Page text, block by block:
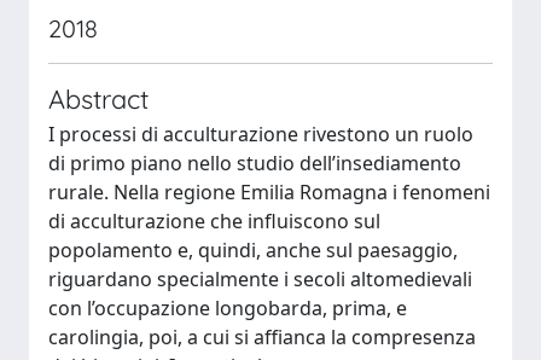
2018
Abstract
I processi di acculturazione rivestono un ruolo
di primo piano nello studio dell’insediamento
rurale. Nella regione Emilia Romagna i fenomeni
di acculturazione che influiscono sul
popolamento e, quindi, anche sul paesaggio,
riguardano specialmente i secoli altomedievali
con l’occupazione longobarda, prima, e
carolingia, poi, a cui si affianca la compresenza